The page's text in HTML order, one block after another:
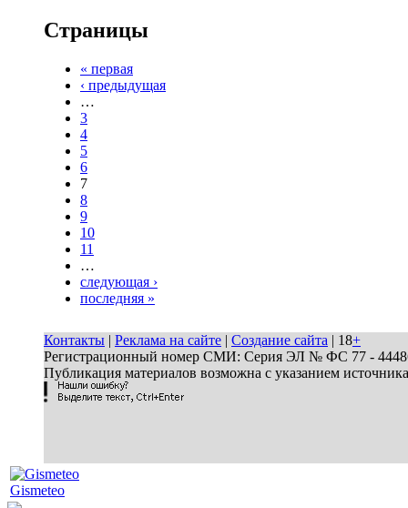
Страницы
« первая
‹ предыдущая
…
3
4
5
6
7
8
9
10
11
…
следующая ›
последняя »
Контакты | Реклама на сайте | Создание сайта | 18+
Регистрационный номер СМИ: Серия ЭЛ № ФС 77 - 44486
Публикация материалов возможна с указанием
Gismeteo